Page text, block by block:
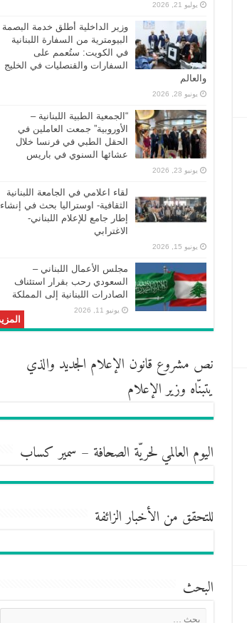
يوليو 21, 2026
وزير الداخلية أطلق خدمة البصمة
البيومترية من السفارة اللبنانية
في الكويت: ستُعمم على
السفارات والقنصليات في الخليج
والعالم
يونيو 28, 2026
“الجمعية الطبية اللبنانية –
الأوروبية” جمعت العاملين في
الحقل الطبي في فرنسا خلال
عشائها السنوي في باريس
يونيو 23, 2026
لقاء اعلامي في الجامعة اللبنانية
الثقافية- اوستراليا بحث في إنشاء
إطار جامع للإعلام اللبناني-
الاغترابي
يونيو 15, 2026
مجلس الأعمال اللبناني –
السعودي رحب بقرار استئناف
الصادرات اللبنانية إلى المملكة
يونيو 11, 2026
نص مشروع قانون الإعلام الجديد والذي
يتبنّاه وزير الإعلام
اليوم العالمي لحريّة الصحافة – سمير كساب
للتحقق من الأخبار الزائفة
البحث